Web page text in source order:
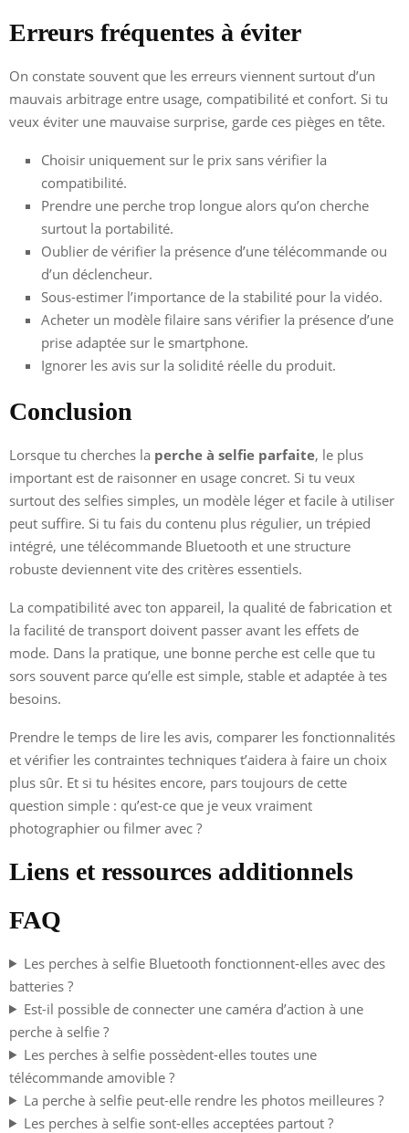
Erreurs fréquentes à éviter
On constate souvent que les erreurs viennent surtout d’un
mauvais arbitrage entre usage, compatibilité et confort. Si tu
veux éviter une mauvaise surprise, garde ces pièges en tête.
Choisir uniquement sur le prix sans vérifier la
compatibilité.
Prendre une perche trop longue alors qu’on cherche
surtout la portabilité.
Oublier de vérifier la présence d’une télécommande ou
d’un déclencheur.
Sous-estimer l’importance de la stabilité pour la vidéo.
Acheter un modèle filaire sans vérifier la présence d’une
prise adaptée sur le smartphone.
Ignorer les avis sur la solidité réelle du produit.
Conclusion
Lorsque tu cherches la perche à selfie parfaite, le plus
important est de raisonner en usage concret. Si tu veux
surtout des selfies simples, un modèle léger et facile à utiliser
peut suffire. Si tu fais du contenu plus régulier, un trépied
intégré, une télécommande Bluetooth et une structure
robuste deviennent vite des critères essentiels.
La compatibilité avec ton appareil, la qualité de fabrication et
la facilité de transport doivent passer avant les effets de
mode. Dans la pratique, une bonne perche est celle que tu
sors souvent parce qu’elle est simple, stable et adaptée à tes
besoins.
Prendre le temps de lire les avis, comparer les fonctionnalités
et vérifier les contraintes techniques t’aidera à faire un choix
plus sûr. Et si tu hésites encore, pars toujours de cette
question simple : qu’est-ce que je veux vraiment
photographier ou filmer avec ?
Liens et ressources additionnels
FAQ
Les perches à selfie Bluetooth fonctionnent-elles avec des
batteries ?
Est-il possible de connecter une caméra d’action à une
perche à selfie ?
Les perches à selfie possèdent-elles toutes une
télécommande amovible ?
La perche à selfie peut-elle rendre les photos meilleures ?
Les perches à selfie sont-elles acceptées partout ?